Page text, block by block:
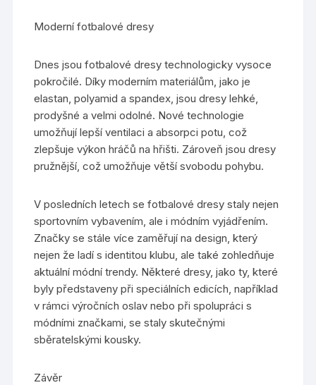
Moderní fotbalové dresy
Dnes jsou fotbalové dresy technologicky vysoce
pokročilé. Díky moderním materiálům, jako je
elastan, polyamid a spandex, jsou dresy lehké,
prodyšné a velmi odolné. Nové technologie
umožňují lepší ventilaci a absorpci potu, což
zlepšuje výkon hráčů na hřišti. Zároveň jsou dresy
pružnější, což umožňuje větší svobodu pohybu.
V posledních letech se fotbalové dresy staly nejen
sportovním vybavením, ale i módním vyjádřením.
Značky se stále více zaměřují na design, který
nejen že ladí s identitou klubu, ale také zohledňuje
aktuální módní trendy. Některé dresy, jako ty, které
byly představeny při speciálních edicích, například
v rámci výročních oslav nebo při spolupráci s
módními značkami, se staly skutečnými
sběratelskými kousky.
Závěr